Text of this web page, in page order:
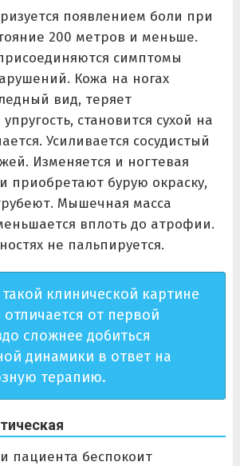
появлением боли при
200 метров и меньше.
симптомы
Кожа на ногах
вид, теряет
становится сухой на
Усиливается сосудистый
Изменяется и ногтевая
приобретают бурую окраску,
Мышечная масса
вплоть до атрофии.
не пальпируется.
клинической картине
от первой
сложнее добиться
динамики в ответ на
терапию.
пациента беспокоит